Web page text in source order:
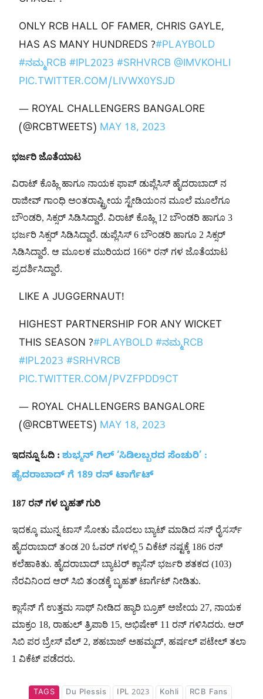
ONLY RCB HALL OF FAMER, CHRIS GAYLE,
HAS AS MANY HUNDREDS ?#PLAYBOLD
#ನಮ್ಮRCB #IPL2023 #SRHVRCB @IMVKOHLI
PIC.TWITTER.COM/LIVWX0YSJD
— ROYAL CHALLENGERS BANGALORE
(@RCBTWEETS) MAY 18, 2023
ಭರ್ಜರಿ ಜೊತೆಯಾಟ
ವಿರಾಟ್ ಕೊಹ್ಲಿ ಹಾಗೂ ನಾಯಕ ಫಾಪ್ ಡುಪ್ಲೆಸಿಸ್ ಹೈದರಾಬಾದ್ ನ
ರಾಜೀವ್ ಗಾಂಧಿ ಅಂತರಾಷ್ಟ್ರೀಯ ಸ್ಟೇಡಿಯಂನ ಮೂಲೆ ಮೂಲೆಗೂ
ಬೌಂಡರಿ, ಸಿಕ್ಸರ್ ಸಿಡಿಸಿದ್ದಾರೆ. ವಿರಾಟ್ ಕೊಹ್ಲಿ 12 ಬೌಂಡರಿ ಹಾಗೂ 3
ಭರ್ಜರಿ ಸಿಕ್ಸರ್ ಸಿಡಿಸಿದ್ದಾರೆ. ಡುಪ್ಲೆಸಿಸ್ 6 ಬೌಂಡರಿ ಹಾಗೂ 2 ಸಿಕ್ಸರ್
ಸಿಡಿಸಿದ್ದಾರೆ. ಆ ಮೂಲಕ ಮುರಿಯದ 166* ರನ್ ಗಳ ಜೊತೆಯಾಟ
ಪ್ರದರ್ಶಿಸಿದ್ದಾರೆ.
LIKE A JUGGERNAUT!
HIGHEST PARTNERSHIP FOR ANY WICKET
THIS SEASON ?#PLAYBOLD #ನಮ್ಮRCB
#IPL2023 #SRHVRCB
PIC.TWITTER.COM/PVZFPDD9CT
— ROYAL CHALLENGERS BANGALORE
(@RCBTWEETS) MAY 18, 2023
ಇದನ್ನೂ ಓದಿ : ಶುಭ್ಮನ್ ಗಿಲ್ ‘ಸಿಡಿಲಬ್ಬರದ ಸೆಂಚುರಿ’ :
ಹೈದರಾಬಾದ್ ಗೆ 189 ರನ್ ಟಾರ್ಗೆಟ್
187 ರನ್ ಗಳ ಬೃಹತ್ ಗುರಿ
ಇದಕ್ಕೂ ಮುನ್ನ ಟಾಸ್ ಸೋತು ಮೊದಲು ಬ್ಯಾಟ್ ಮಾಡಿದ ಸನ್ ರೈಸರ್ಸ್
ಹೈದರಾಬಾದ್ ತಂಡ 20 ಓವರ್ ಗಳಲ್ಲಿ 5 ವಿಕೆಟ್ ನಷ್ಟಕ್ಕೆ 186 ರನ್
ಕಲೆಹಾಕಿತು. ಹೈದರಾಬಾದ್ ಬ್ಯಾಟರ್ ಕ್ಲಾಸೆನ್ ಭರ್ಜರಿ ಶತಕದ (103)
ನೆರವಿನಿಂದ ಆರ್ ಸಿಬಿ ತಂಡಕ್ಕೆ ಬೃಹತ್ ಟಾರ್ಗೆಟ್ ನೀಡಿತು.
ಕ್ಲಾಸೆನ್ ಗೆ ಉತ್ತಮ ಸಾಥ್ ನೀಡಿದ ಹ್ಯಾರಿ ಬ್ರೂಕ್ ಅಜೇಯ 27, ನಾಯಕ
ಮಾಕ್ರಂ 18, ರಾಹುಲ್ ತ್ರಿಪಾಠಿ 15, ಅಭಿಷೇಕ್ 11 ರನ್ ಗಳಿಸಿದರು. ಆರ್
ಸಿಬಿ ಪರ ಬ್ರೇಸ್ ವೆಲ್ 2, ಶಹಬಾಜ್ ಅಹಮ್ಮದ್, ಹರ್ಷಲ್ ಪಟೇಲ್ ತಲಾ
1 ವಿಕೆಟ್ ಪಡೆದರು.
TAGS Du Plessis IPL 2023 Kohli
RCB Fans